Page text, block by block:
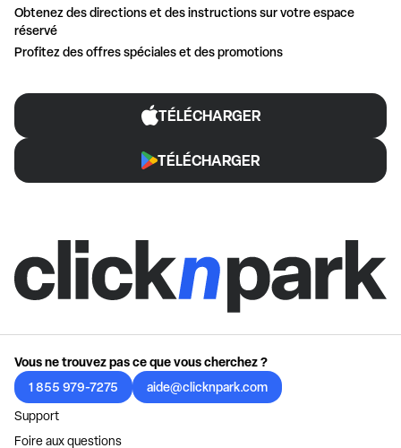
Obtenez des directions et des instructions sur votre espace
réservé
Profitez des offres spéciales et des promotions
TÉLÉCHARGER
TÉLÉCHARGER
Vous ne trouvez pas ce que vous cherchez ?
1 855 979-7275
aide@clicknpark.com
Support
Foire aux questions